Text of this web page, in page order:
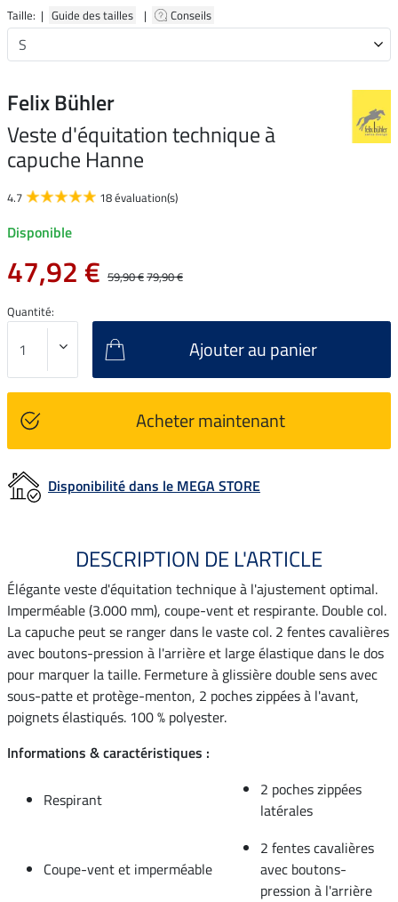
Taille: | Guide des tailles | Conseils
Felix Bühler
Veste d'équitation technique à
capuche Hanne
4.7 18 évaluation(s)
Disponible
47,92 € 59,90 €79,90 €
Quantité:
Ajouter au panier
Acheter maintenant
Disponibilité dans le MEGA STORE
DESCRIPTION DE L'ARTICLE
Élégante veste d'équitation technique à l'ajustement optimal.
Imperméable (3.000 mm), coupe-vent et respirante. Double col.
La capuche peut se ranger dans le vaste col. 2 fentes cavalières
avec boutons-pression à l'arrière et large élastique dans le dos
pour marquer la taille. Fermeture à glissière double sens avec
sous-patte et protège-menton, 2 poches zippées à l'avant,
poignets élastiqués. 100 % polyester.
Informations & caractéristiques :
Respirant
2 poches zippées
latérales
Coupe-vent et imperméable
2 fentes cavalières
avec boutons-
pression à l'arrière